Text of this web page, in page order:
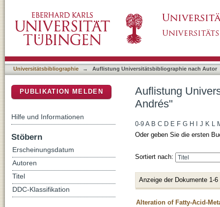
Universitätsbibliographie → Auflistung Universitätsbibliographie nach Autor
Auflistung
Andrés"
0-9 A B C D E F G H J K L
Oder geben Sie die ersten
Sortiert nach:
Anzeige der Dokumente 1-6
Alteration of Fatty-Acid-
PUBLIKATION MELDEN
Hilfe und Informationen
Stöbern
Erscheinungsdatum
Autoren
Titel
DDC-Klassifikation